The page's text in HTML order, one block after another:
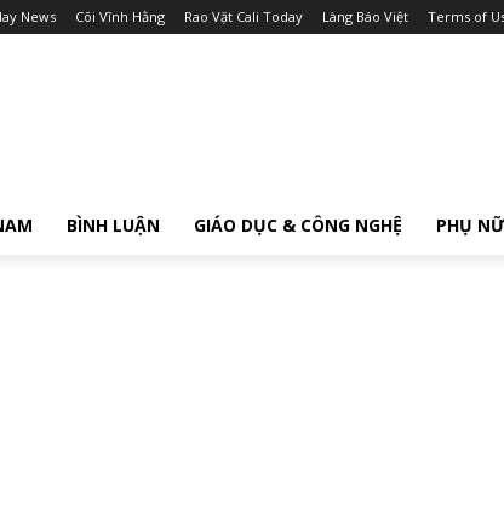
News Cõi Vĩnh Hằng Rao Vặt Cali Today Làng Báo Việt Terms of
BÌNH LUẬN GIÁO DỤC & CÔNG NGHỆ PHỤ NỮ